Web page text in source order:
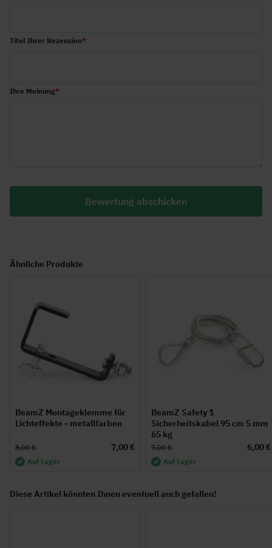
Titel Ihrer Rezension
Ihre Meinung
Bewertung abschicken
Ähnliche Produkte
BeamZ Montageklemme für
Lichteffekte - metallfarben
7,00 €
8,00 €
Auf Lager
BeamZ Safety 1
Sicherheitskabel 95 cm 5 mm
65 kg
6,00 €
7,00 €
Auf Lager
Diese Artikel könnten Ihnen eventuell auch gefallen!